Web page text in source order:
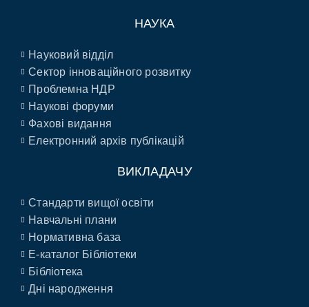
НАУКА
Науковий відділ
Сектор інноваційного розвитку
Проблемна НДР
Наукові форуми
Фахові видання
Електронний архів публікацій
ВИКЛАДАЧУ
Стандарти вищої освіти
Навчальні плани
Нормативна база
E-каталог Бібліотеки
Бібліотека
Дні народження